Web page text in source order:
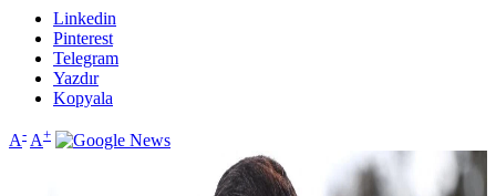
Linkedin
Pinterest
Telegram
Yazdır
Kopyala
A- A+